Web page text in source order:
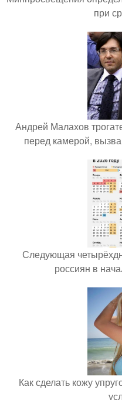
при
Андрей Малахов
перед камерой,
Следующая
россиян в
Как сделать кожу